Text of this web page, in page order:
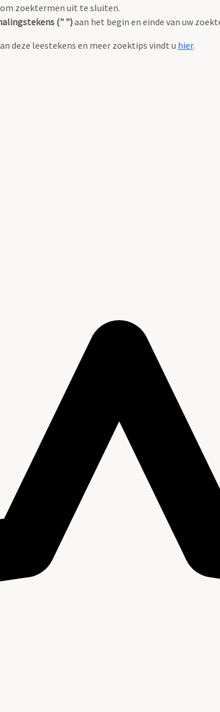
om zoektermen uit te sluiten.
(" ")aan het begin en einde van uw
deze leestekens en meer zoektips vindt u hier.